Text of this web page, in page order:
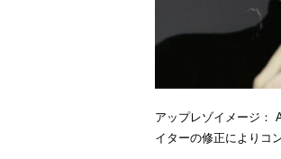
アップレゾイメージ：
イターの修正によりコ